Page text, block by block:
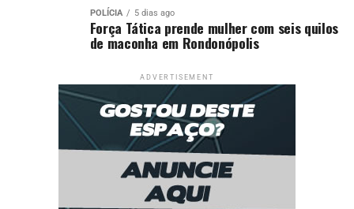
POLÍCIA 5 dias ago
Força Tática prende mulher com seis quilos
de maconha em Rondonópolis
ADVERTISEMENT